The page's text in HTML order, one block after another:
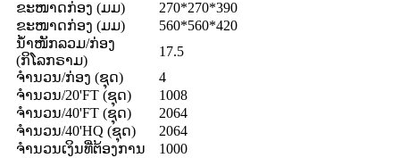
ຂະໜາດກ່ອງ (ມມ)
270*270*390
ຂະໜາດກ່ອງ (ມມ)
560*560*420
ນ້ຳໜັກລວມ/ກ່ອງ
(ກິໂລກຣາມ)
17.5
ຈຳນວນ/ກ່ອງ (ຊຸດ)
4
ຈຳນວນ/20'FT (ຊຸດ)
1008
ຈຳນວນ/40'FT (ຊຸດ)
2064
ຈຳນວນ/40'HQ (ຊຸດ)
2064
ຈຳນວນເງິນທີ່ຕ້ອງການ
1000